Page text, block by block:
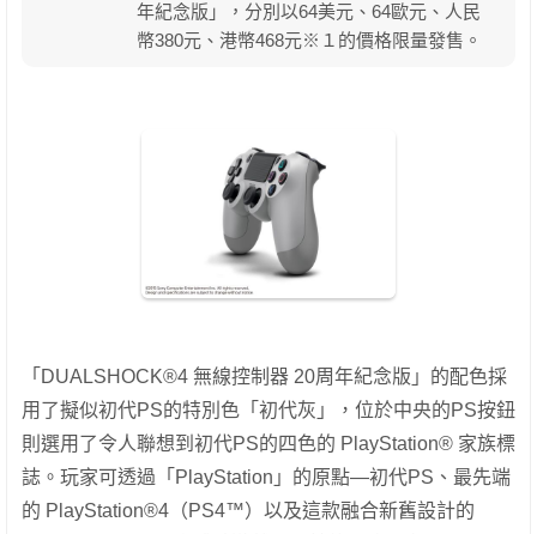
年紀念版」，分別以64美元、64歐元、人民
幣380元、港幣468元※１的價格限量發售。
「 DUALSHOCK®4 無線控制器 20周年紀念版」的配色採
用了擬似初代PS的特別色「初代灰」，位於中央的PS按鈕
則選用了令人聯想到初代PS的四色的 PlayStation® 家族標
誌。玩家可透過「 PlayStation 」的原點—初代PS 、最先端
的 PlayStation®4 （PS4™）以及這款融合新舊設計的